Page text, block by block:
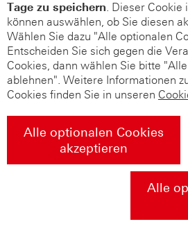
Tage zu speichern. Dieser Cookie
können auswählen, ob Sie diesen
Wählen Sie dazu "Alle optionalen
Entscheiden Sie sich gegen die
Cookies, dann wählen Sie bitte
ablehnen". Weitere Informationen
Cookies finden Sie in unseren
Alle optionalen Cookies
akzeptieren
Alle